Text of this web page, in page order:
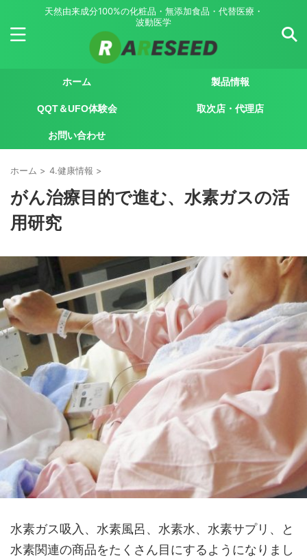
天然由来成分100%の化粧品・無添加食品・代替医療・
波動医学
ホーム 製品情報
QQT＆UFO体験会 取次店・代理店
お問い合わせ
ホーム > 4.健康情報 >
がん治療目的で進む、水素ガスの活
用研究
水素ガス吸入、水素風呂、水素水、水素サプリ、と
水素関連の商品をたくさん目にするようになりまし